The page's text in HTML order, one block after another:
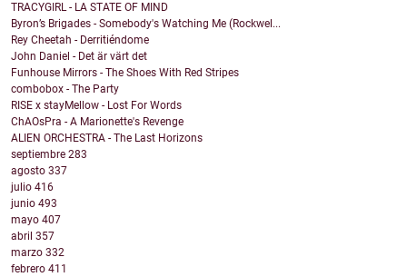
TRACYGIRL - LA STATE OF MIND
Byron’s Brigades - Somebody's Watching Me (Rockwel...
Rey Cheetah - Derritiéndome
John Daniel - Det är värt det
Funhouse Mirrors - The Shoes With Red Stripes
combobox - The Party
RISE x stayMellow - Lost For Words
ChAOsPra - A Marionette's Revenge
ALIEN ORCHESTRA - The Last Horizons
septiembre 283
agosto 337
julio 416
junio 493
mayo 407
abril 357
marzo 332
febrero 411